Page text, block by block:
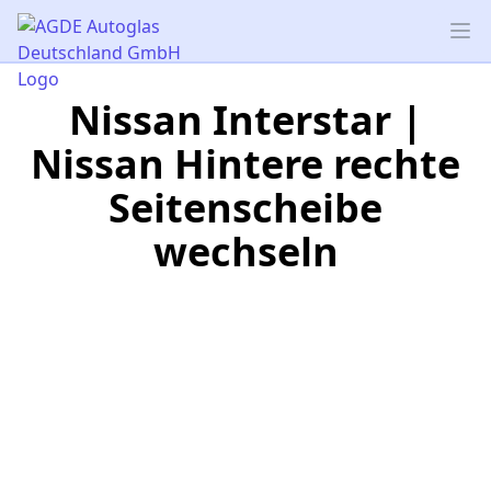
AGDE Autoglas Deutschland GmbH
Nissan Interstar |
Nissan Hintere rechte
Seitenscheibe
wechseln